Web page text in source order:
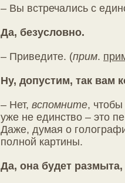
– Вы встречались с
Да, безусловно.
– Приведите. (прим.
Ну, допустим, так вам
– Нет, вспомните,
уже не единство – это
Даже, думая о
полной картины.
Да, она будет